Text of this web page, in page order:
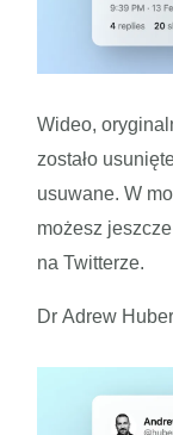
Wideo,
zostało
usuwane. W
możesz
na Twitterze.
Dr Adrew